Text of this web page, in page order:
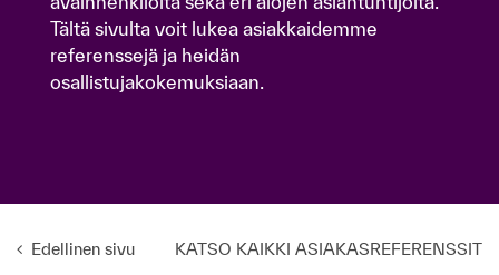
Tältä sivulta voit lukea asiakkaidemme
referenssejä ja heidän
Tältä sivulta voit lukea asiakkaidemme
referenssejä ja heidän
osallistujakokemuksiaan.
Edellinen sivu KATSO KAIKKI ASIAKASREFERENSSIT